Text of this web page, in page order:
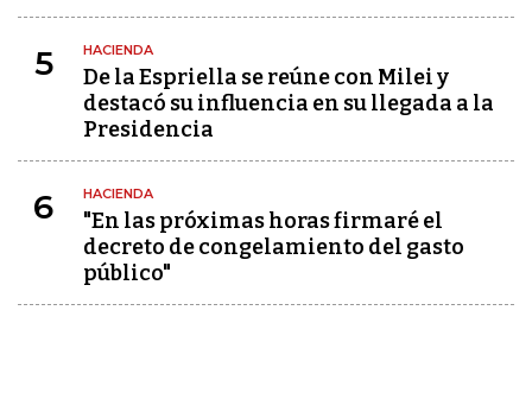
5 HACIENDA
De la Espriella se reúne con Milei y
destacó su influencia en su llegada a la
Presidencia
6 HACIENDA
"En las próximas horas firmaré el
decreto de congelamiento del gasto
público"